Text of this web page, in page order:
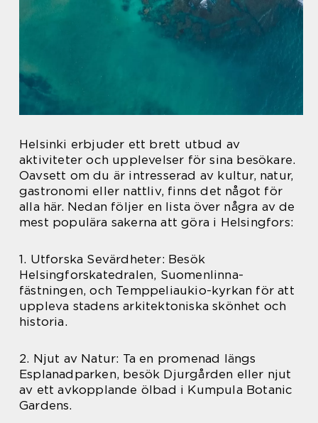
Helsinki erbjuder ett brett utbud av
aktiviteter och upplevelser för sina besökare.
Oavsett om du är intresserad av kultur, natur,
gastronomi eller nattliv, finns det något för
alla här. Nedan följer en lista över några av de
mest populära sakerna att göra i Helsingfors:
1. Utforska Sevärdheter: Besök
Helsingforskatedralen, Suomenlinna-
fästningen, och Temppeliaukio-kyrkan för att
uppleva stadens arkitektoniska skönhet och
historia.
2. Njut av Natur: Ta en promenad längs
Esplanadparken, besök Djurgården eller njut
av ett avkopplande ölbad i Kumpula Botanic
Gardens.